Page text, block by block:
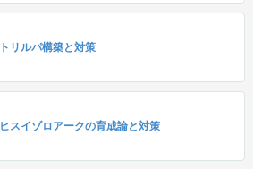
トリルパ構築と対策
ヒスイゾロアークの育成論と対策